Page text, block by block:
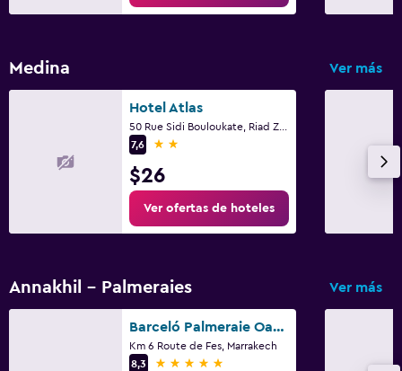
Medina Ver más
Hotel Atlas
7,6
2 estrellas
$26
Ver ofertas de hoteles
Annakhil - Palmeraies Ver más
Barceló Palmeraie Oasis Resort
Km 6 Route de Fes, Marrakech
8,3
5 estrellas